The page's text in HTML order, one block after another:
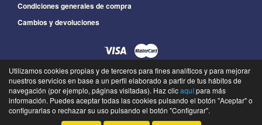
Condiciones generales de compra
Cambios y devoluciones
925 565 099
L a V : 09:00 a 13:30 y de 15:30 a 19:00
©Recambios Industriales Garmo- 2026 -Tienda online de recambios de Gira
Utilizamos cookies propias y de terceros para fines analíticos y para mejorar
nuestros servicios en base a un perfil elaborado a partir de tus hábitos de
navegación (por ejemplo, páginas visitadas). Haz clicaquípara más
información. Puedes aceptar todas las cookies pulsando el botón "Aceptar" o
configurarlas o rechazar su uso pulsando el botón "Configurar".